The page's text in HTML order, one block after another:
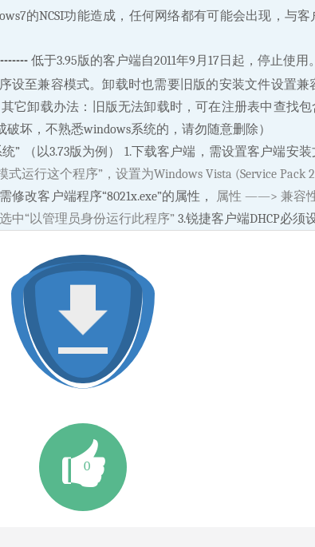
的NCSI功能造成，任何网络都有可能会出现，与客
低于3.95版的客户端自2011年9月17日起，停止使用。
设至兼容模式。卸载时也需要旧版的安装文件设置
它卸载办法：旧版无法卸载时，可在注册表中查找包
坏，不熟悉windows系统的，请勿随意删除）
” （以3.73版为例） 1.下载客户端，需设置客户端安装
运行这个程序”，设置为Windows Vista (Service Pack
修改客户端程序“8021x.exe”的属性，
属性 ——> 兼容
中“以管理员身份运行此程序”3.锐捷客户端DHCP必须
0